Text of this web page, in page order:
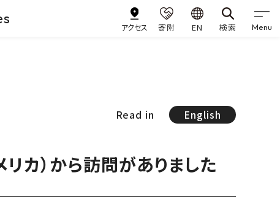
アクセス 寄附 EN 検索 Menu
Read in
English
カ）から訪問がありました